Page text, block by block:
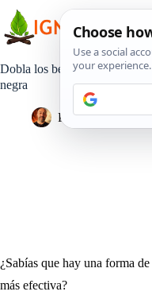
contenido
Dobla los beneficios de la
negra
Pedro Lisperguer
¿Sabías que hay una forma
más efectiva?